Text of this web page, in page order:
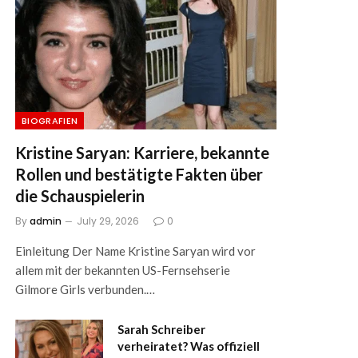
BIOGRAFIEN
Kristine Saryan: Karriere, bekannte
Rollen und bestätigte Fakten über
die Schauspielerin
Byadmin July 29, 2026 0
Einleitung Der Name Kristine Saryan wird vor
allem mit der bekannten US-Fernsehserie
Gilmore Girls verbunden.…
Sarah Schreiber
verheiratet? Was offiziell